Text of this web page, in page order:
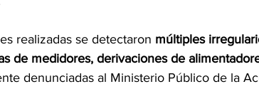
realizadas se detectaron múltiples
de medidores, derivaciones de
denunciadas al Ministerio Público de la